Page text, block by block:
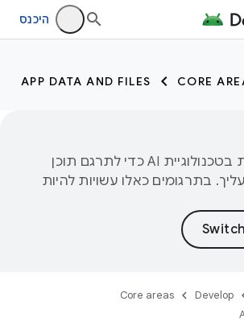
היכנס
CORE
APP DATA AND FILES
‫Google משתמשת בטכנולוגיית AI כדי לתרגם תוכן
בתרגומים כאלו עשויות להיות
Develop
Core areas